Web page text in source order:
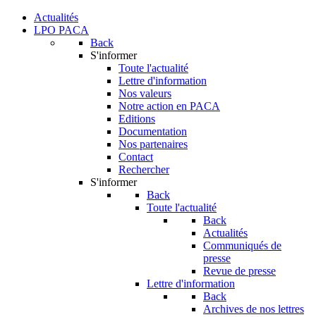
Actualités
LPO PACA
Back
S'informer
Toute l'actualité
Lettre d'information
Nos valeurs
Notre action en PACA
Editions
Documentation
Nos partenaires
Contact
Rechercher
S'informer
Back
Toute l'actualité
Back
Actualités
Communiqués de
presse
Revue de presse
Lettre d'information
Back
Archives de nos lettres